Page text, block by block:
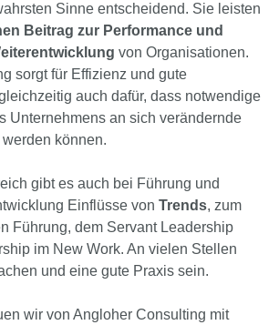
Sinne entscheidend. Sie leisten
Beitrag zur Performance und
von Organisationen.
sorgt für Effizienz und gute
auch dafür, dass notwendige
Unternehmens an sich verändernde
können.
gibt es auch bei Führung und
Einflüsse von Trends, zum
Führung, dem Servant Leadership
im New Work. An vielen Stellen
und eine gute Praxis sein.
wir von Angloher Consulting mit